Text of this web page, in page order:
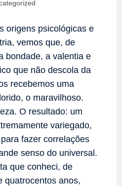
origens psicológicas e
vemos que, de
bondade, a valentia e
que não descola da
recebemos uma
o maravilhoso.
O resultado: um
variegado,
fazer correlações
senso do universal.
que conheci, de
quatrocentos anos,